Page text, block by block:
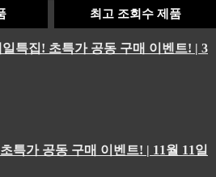
최고 조회수 제품
특집! 초특가 공동 구매 이벤트! | 3
특가 공동 구매 이벤트! | 11월 11일